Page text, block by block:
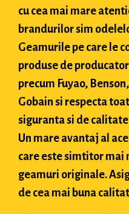
cu cea mai mare
brandurilor sim
Geamurile pe care le
produse de
precum Fuyao,
Gobain si respecta
siguranta si de
Un mare avantaj al
care este simtitor mai
geamuri originale.
de cea mai buna